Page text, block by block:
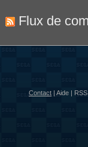
Flux de
Contact | Aide |